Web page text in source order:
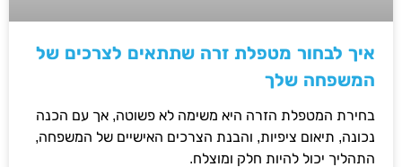
איך לבחור מטפלת זרה שתתאים לצרכים של
המשפחה שלך
בחירת המטפלת הזרה היא משימה לא פשוטה, אך עם הכנה
נכונה, תיאום ציפיות, והבנת הצרכים האישיים של המשפחה,
התהליך יכול להיות חלק ומוצלח.